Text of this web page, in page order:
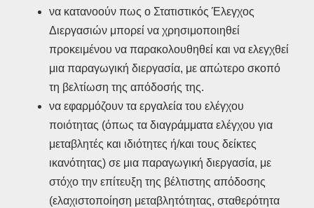
να κατανοούν πως ο Στατιστικός Έλεγχος
Διεργασιών μπορεί να χρησιμοποιηθεί
προκειμένου να παρακολουθηθεί και να ελεγχθεί
μια παραγωγική διεργασία, με απώτερο σκοπό
τη βελτίωση της απόδοσής της.
να εφαρμόζουν τα εργαλεία του ελέγχου
ποιότητας (όπως τα διαγράμματα ελέγχου για
μεταβλητές και ιδιότητες ή/και τους δείκτες
ικανότητας) σε μια παραγωγική διεργασία, με
στόχο την επίτευξη της βέλτιστης απόδοσης
(ελαχιστοποίηση μεταβλητότητας, σταθερότητα